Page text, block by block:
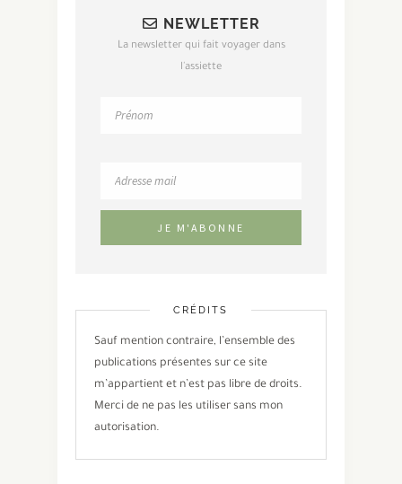
NEWLETTER
La newsletter qui fait voyager dans
l'assiette
CRÉDITS
Sauf mention contraire, l’ensemble des
publications présentes sur ce site
m’appartient et n’est pas libre de droits.
Merci de ne pas les utiliser sans mon
autorisation.